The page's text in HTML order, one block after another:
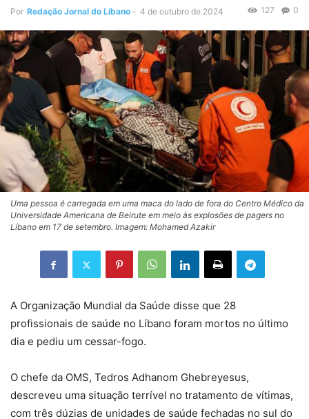
Por Redação Jornal do Líbano - 4 de outubro de 2024 0
127
Uma pessoa é carregada em uma maca do lado de fora do Centro Médico da
Universidade Americana de Beirute em meio às explosões de pagers no
Líbano em 17 de setembro. Imagem: Mohamed Azakir
A Organização Mundial da Saúde disse que 28
profissionais de saúde no Líbano foram mortos no último
dia e pediu um cessar-fogo.
O chefe da OMS, Tedros Adhanom Ghebreyesus,
descreveu uma situação terrível no tratamento de vítimas,
com três dúzias de unidades de saúde fechadas no sul do